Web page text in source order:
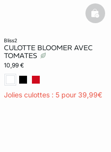
bliss2
CULOTTE BLOOMER AVEC
TOMATES
10,99 €
Jolies culottes : 5 pour 39,99€